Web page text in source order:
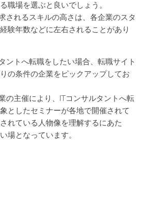
職場を選ぶと良いでしょう。
されるスキルの高さは、各企業のスタ
験年数などに左右されることがあり
ントへ転職をしたい場合、転職サイト
の条件の企業をピックアップしてお
の主催により、ITコンサルタントへ転
としたセミナーが各地で開催されて
れている人物像を理解するにあた
場となっています。